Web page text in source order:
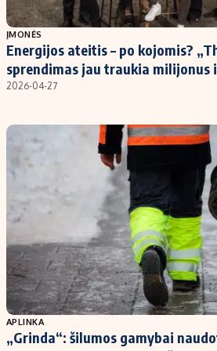
Populiarios temos
Investavimas
Akcijų rinka
Infliacija
Migracija
Būsto
Apie mus
Redakcijos politika
Privatumo politika
Turinio žymėjimo taisyklės
ĮMONĖS
Energijos ateitis – po kojomis?
sprendimas jau traukia milijonus
2026-04-27
APLINKA
„Grinda“: šilumos gamybai